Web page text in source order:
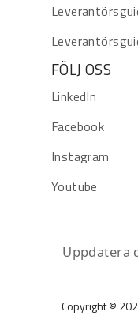
FÖLJ OSS
LinkedIn
Facebook
Instagram
Youtube
Uppdatera
Copyright ©